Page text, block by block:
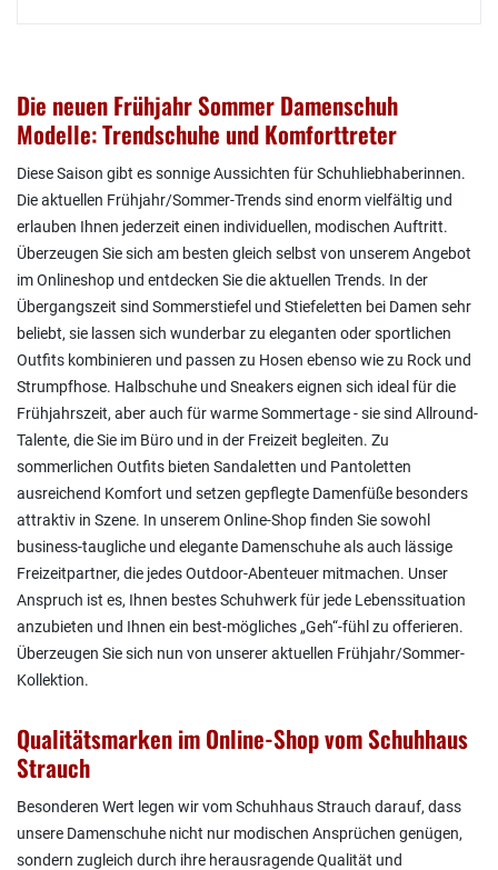
Die neuen Frühjahr Sommer Damenschuh
Modelle: Trendschuhe und Komforttreter
Diese Saison gibt es sonnige Aussichten für Schuhliebhaberinnen.
Die aktuellen Frühjahr/Sommer-Trends sind enorm vielfältig und
erlauben Ihnen jederzeit einen individuellen, modischen Auftritt.
Überzeugen Sie sich am besten gleich selbst von unserem Angebot
im Onlineshop und entdecken Sie die aktuellen Trends. In der
Übergangszeit sind Sommerstiefel und Stiefeletten bei Damen sehr
beliebt, sie lassen sich wunderbar zu eleganten oder sportlichen
Outfits kombinieren und passen zu Hosen ebenso wie zu Rock und
Strumpfhose. Halbschuhe und Sneakers eignen sich ideal für die
Frühjahrszeit, aber auch für warme Sommertage - sie sind Allround-
Talente, die Sie im Büro und in der Freizeit begleiten. Zu
sommerlichen Outfits bieten Sandaletten und Pantoletten
ausreichend Komfort und setzen gepflegte Damenfüße besonders
attraktiv in Szene. In unserem Online-Shop finden Sie sowohl
business-taugliche und elegante Damenschuhe als auch lässige
Freizeitpartner, die jedes Outdoor-Abenteuer mitmachen. Unser
Anspruch ist es, Ihnen bestes Schuhwerk für jede Lebenssituation
anzubieten und Ihnen ein best-mögliches „Geh“-fühl zu offerieren.
Überzeugen Sie sich nun von unserer aktuellen Frühjahr/Sommer-
Kollektion.
Qualitätsmarken im Online-Shop vom Schuhhaus
Strauch
Besonderen Wert legen wir vom Schuhhaus Strauch darauf, dass
unsere Damenschuhe nicht nur modischen Ansprüchen genügen,
sondern zugleich durch ihre herausragende Qualität und